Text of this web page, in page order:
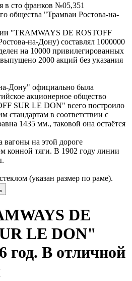
в сто франков №05,351
общества "Трамваи Ростова-на-
"TRAMWAYS DE ROSTOFF
на-Дону) составлял 1000000
на 10000 привилегированных
2000 акций без указания
Дону" официально была
акционерное общество
SUR LE DON" всего построило
стандартам в соответствии с
1435 мм., таковой она остаётся
вагоны на этой дороге
конной тяги. В 1902 году линии
(указан размер по раме).
DE
LE DON"
год. В отличной